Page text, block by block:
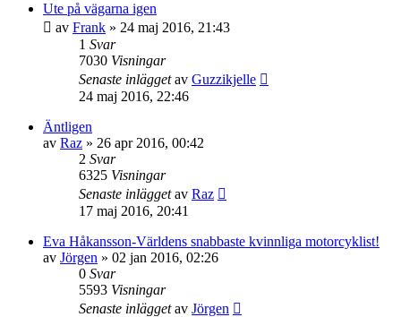
Ute på vägarna igen
av Frank » 24 maj 2016, 21:43
1 Svar
7030 Visningar
Senaste inläggetav Guzzikjelle
24 maj 2016, 22:46
Äntligen
av Raz » 26 apr 2016, 00:42
2 Svar
6325 Visningar
Senaste inläggetav Raz
17 maj 2016, 20:41
Eva Håkansson-Världens snabbaste kvinnliga motorcyklist!
av Jörgen » 02 jan 2016, 02:26
0 Svar
5593 Visningar
Senaste inläggetav Jörgen